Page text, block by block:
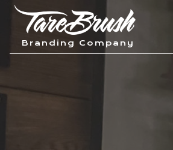
Siirry
sisältöön
Tarebrush
Branding Company